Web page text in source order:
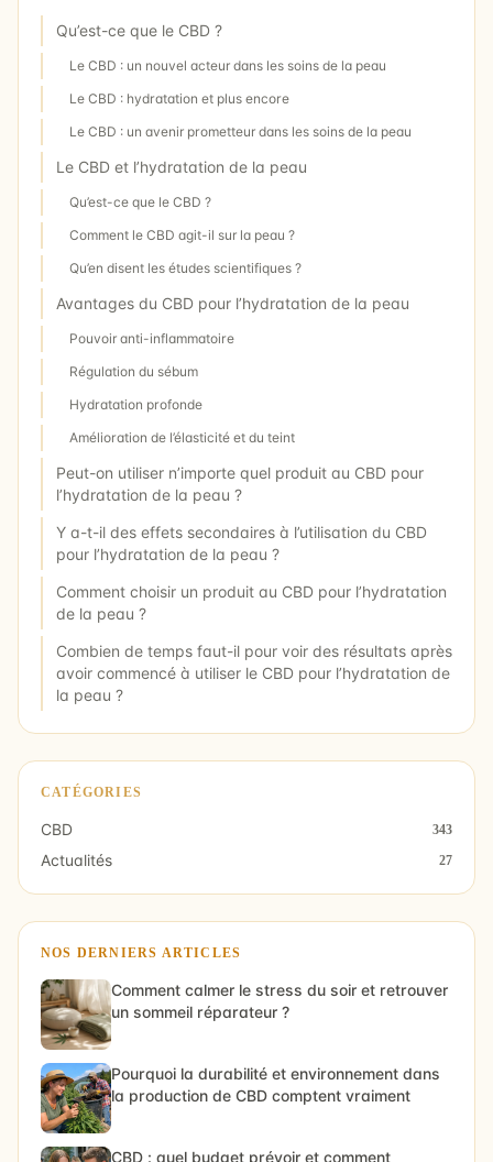
Qu’est-ce que le CBD ?
Le CBD : un nouvel acteur dans les soins de la peau
Le CBD : hydratation et plus encore
Le CBD : un avenir prometteur dans les soins de la peau
Le CBD et l’hydratation de la peau
Qu’est-ce que le CBD ?
Comment le CBD agit-il sur la peau ?
Qu’en disent les études scientifiques ?
Avantages du CBD pour l’hydratation de la peau
Pouvoir anti-inflammatoire
Régulation du sébum
Hydratation profonde
Amélioration de l’élasticité et du teint
Peut-on utiliser n’importe quel produit au CBD pour
l’hydratation de la peau ?
Y a-t-il des effets secondaires à l’utilisation du CBD
pour l’hydratation de la peau ?
Comment choisir un produit au CBD pour l’hydratation
de la peau ?
Combien de temps faut-il pour voir des résultats après
avoir commencé à utiliser le CBD pour l’hydratation de
la peau ?
CATÉGORIES
CBD 343
Actualités 27
NOS DERNIERS ARTICLES
Comment calmer le stress du soir et retrouver
un sommeil réparateur ?
Pourquoi la durabilité et environnement dans
la production de CBD comptent vraiment
CBD : quel budget prévoir et comment